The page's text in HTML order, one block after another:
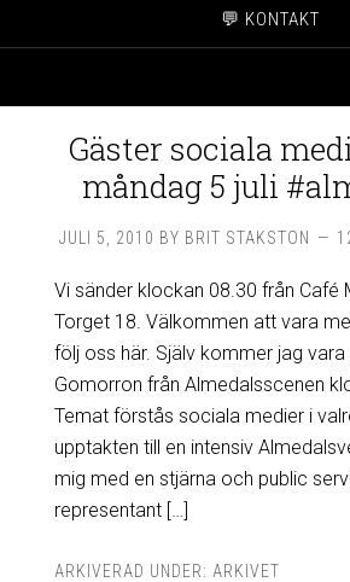
💬 KONTAKT
Gäster sociala
måndag 5 juli
JULI 5, 2010 BY BRIT STAKSTON
Vi sänder klockan 08.30 från Café
Torget 18. Välkommen att vara
följ oss här. Själv kommer jag vara
Gomorron från Almedalsscenen
Temat förstås sociala medier i
upptakten till en intensiv
mig med en stjärna och public
representant […]
ARKIVERAD UNDER: ARKIVET